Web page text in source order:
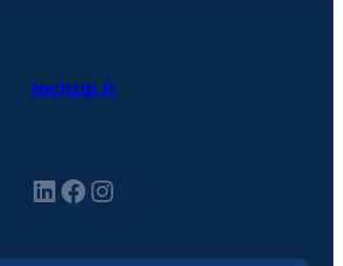
techzip.fr
LinkedIn Facebook Instagram